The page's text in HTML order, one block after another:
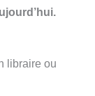
libraire ou